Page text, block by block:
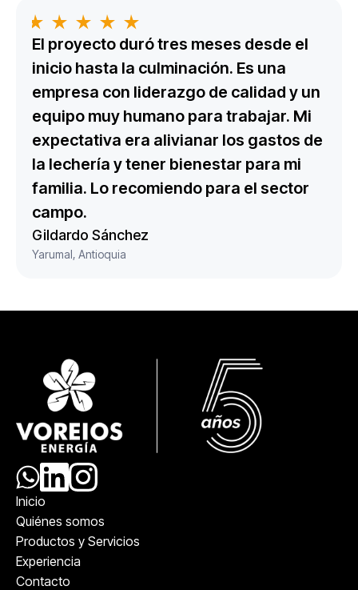
El proyecto duró tres meses desde el
inicio hasta la culminación. Es una
empresa con liderazgo de calidad y un
equipo muy humano para trabajar. Mi
expectativa era alivianar los gastos de
la lechería y tener bienestar para mi
familia. Lo recomiendo para el sector
campo.
Gildardo Sánchez
Yarumal, Antioquia
Inicio
Quiénes somos
Productos y Servicios
Experiencia
Contacto